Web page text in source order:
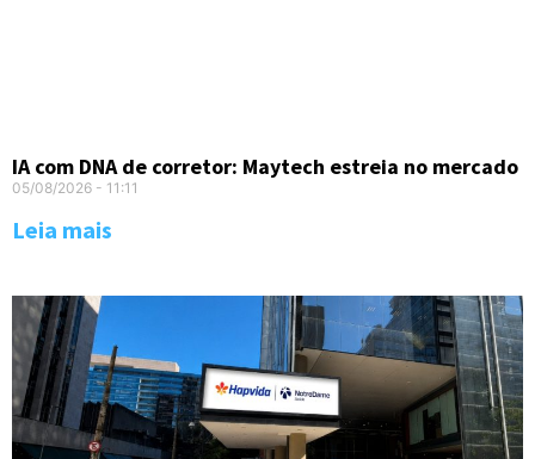
IA com DNA de corretor: Maytech estreia no mercado
05/08/2026 11:11
Leia mais